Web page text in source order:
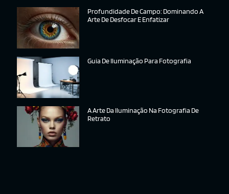
Profundidade De Campo: Dominando A
Arte De Desfocar E Enfatizar
Guia De Iluminação Para Fotografia
A Arte Da Iluminação Na Fotografia De
Retrato